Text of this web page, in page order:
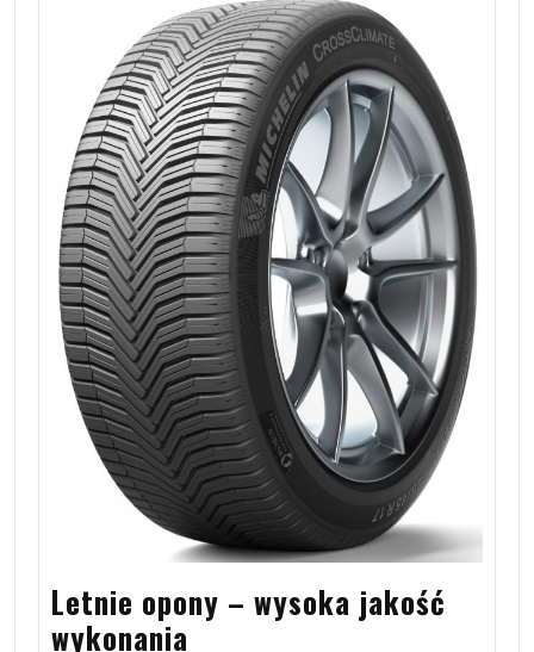
Letnie opony – wysoka jakość
wykonania